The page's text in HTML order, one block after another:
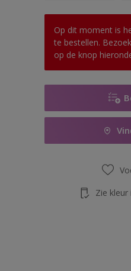
Op dit moment is
te bestellen.
op de knop
Zie kleur